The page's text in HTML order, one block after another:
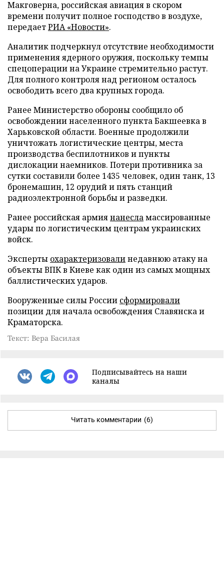
Макговерна, российская авиация в скором
времени получит полное господство в воздухе,
передаетРИА «Новости».
Аналитик подчеркнул отсутствие необходимости
применения ядерного оружия, поскольку темпы
спецоперации на Украине стремительно растут.
Для полного контроля над регионом осталось
освободить всего два крупных города.
Ранее Министерство обороны сообщило об
освобождении населенного пункта Бакшеевка в
Харьковской области. Военные продолжили
уничтожать логистические центры, места
производства беспилотников и пункты
дислокации наемников. Потери противника за
сутки составили более 1435 человек, один танк, 13
бронемашин, 12 орудий и пять станций
радиоэлектронной борьбы и разведки.
Ранее российская армиянанесламассированные
удары по логистическим центрам украинских
войск.
Эксперты охарактеризовалинедавнюю атаку на
объекты ВПК в Киеве как один из самых мощных
баллистических ударов.
Вооруженные силы России сформировали
позиции для начала освобождения Славянска и
Краматорска.
Текст: Вера Басилая
Подписывайтесь на наши
каналы
Читать комментарии (6)